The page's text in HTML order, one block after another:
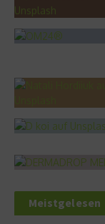
Meistgelesen